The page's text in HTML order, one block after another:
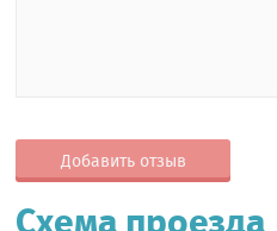
Добавить отзыв